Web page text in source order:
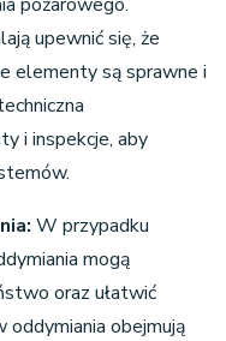
upewnić się, że
elementy są sprawne i
i inspekcje, aby
: W przypadku
mogą
oraz ułatwić
obejmują